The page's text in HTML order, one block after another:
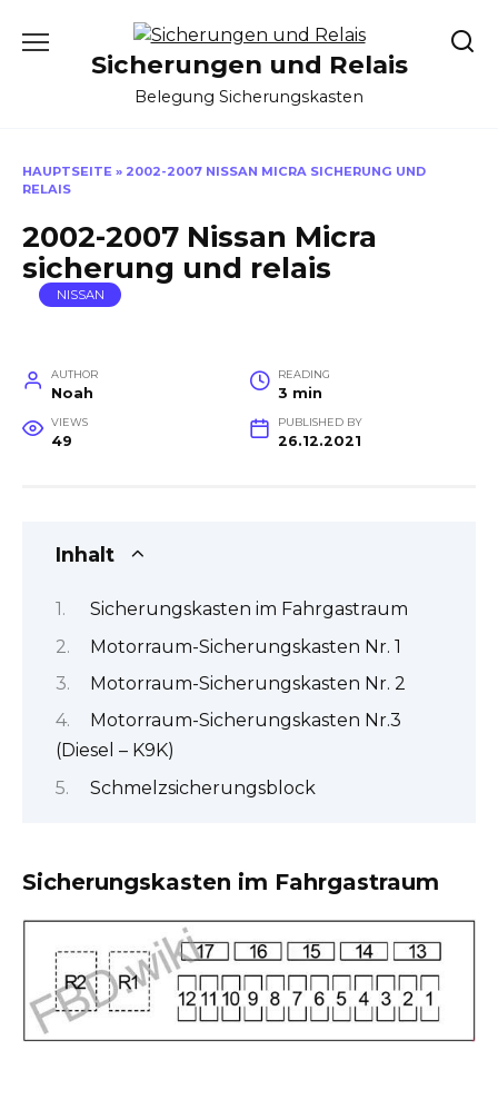
Sicherungen und Relais
Belegung Sicherungskasten
HAUPTSEITE » 2002-2007 NISSAN MICRA SICHERUNG UND
RELAIS
2002-2007 Nissan Micra
sicherung und relais
NISSAN
AUTHOR
Noah
READING
3 min
VIEWS
49
PUBLISHED BY
26.12.2021
Inhalt
Sicherungskasten im Fahrgastraum
Motorraum-Sicherungskasten Nr. 1
Motorraum-Sicherungskasten Nr. 2
Motorraum-Sicherungskasten Nr.3
(Diesel – K9K)
Schmelzsicherungsblock
Sicherungskasten im Fahrgastraum